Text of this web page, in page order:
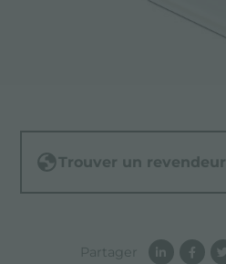
Trouver un revendeur
Partager